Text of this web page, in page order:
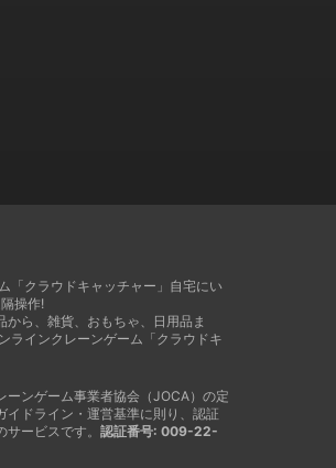
「クラウドキャッチャー」自宅にい
操作!
ら、雑貨、おもちゃ、日用品ま
ラインクレーンゲーム「クラウドキ
ーンゲーム事業者協会（JOCA）の定
ドライン・運営基準に則り、認証
ービスです。 認証番号: 009-22-